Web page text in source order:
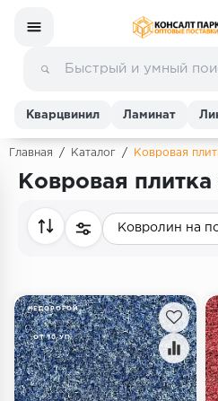
Ламинат
Линолеум
Инженерная доска
Паркетная доска
Кварцвинил Ламинат
Главная / Каталог / Ковровая
Ковровая плитка
Ковролин на
НЕДОРОГОЙ
ОТ 10 УП.